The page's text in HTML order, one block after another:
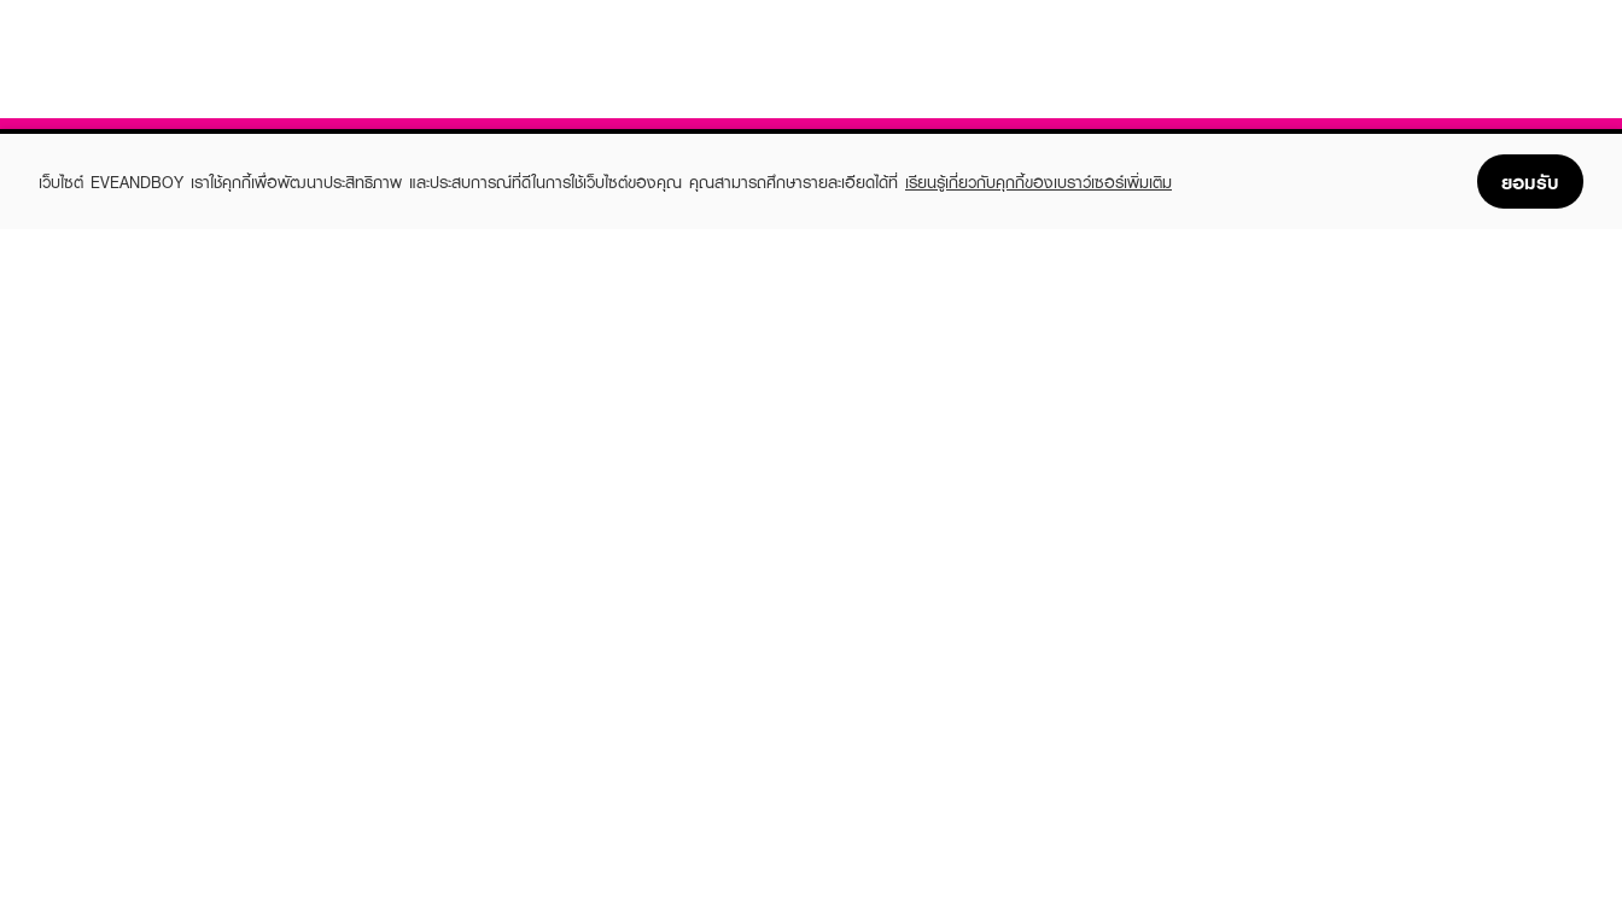
เว็บไซต์ EVEANDBOY เราใช้คุกกี้เพื่อพัฒนาประสิทธิภาพ และประสบการณ์ที่ดีในการใช้เว็บไซต์ของคุณ คุณสามารถศึกษารายละเอียดได้ที่ เรียนรู้เกี่ยวกับคุกกี้ของเบราว์เซอร์เพิ่มเติม ยอมรับ